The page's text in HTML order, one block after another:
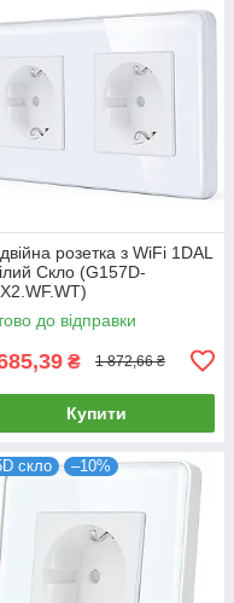
розетка з WiFi 1DAL
Скло (G157D-
до відправки
₴ 1 872,66 ₴
Купити
скло –10%